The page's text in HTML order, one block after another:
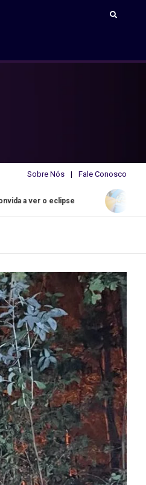
Sobre Nós Fale Conosco
Water Slide Summer de